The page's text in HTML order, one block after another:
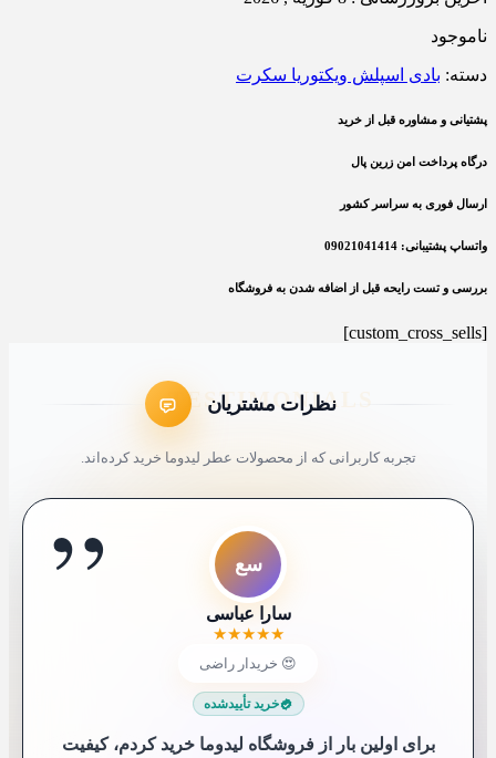
ناموجود
دسته: بادی اسپلش ویکتوریا سکرت
پشتیانی و مشاوره قبل از خرید
درگاه پرداخت امن زرین پال
ارسال فوری به سراسر کشور
واتساپ پشتیبانی: 09021041414
بررسی و تست رایحه قبل از اضافه شدن به فروشگاه
[custom_cross_sells]
نظرات مشتریان
تجربه کاربرانی که از محصولات عطر لیدوما خرید کرده‌اند.
ک4
کاربر 48321
★★★★★
خریدار
خرید تأییدشده
شم
شیرین ملکی
★★★★★
😍 خریدار راضی
خرید تأییدشده
ک9
کاربر 9652
★★★★★
خریدار
خرید تأییدشده
مک
محمد کاشانکی
★★★★★
خریدار
خرید تأییدشده
ا
ایلیا
★★★★★
خریدار
خرید تأییدشده
ل7
لیلی 76
★★★★★
خریدار
خرید تأییدشده
عم
علی محمدی
★★★★★
خریدار
خرید تأییدشده
” سع
سارا عباسی
★★★★★
😍 خریدار راضی
خرید تأییدشده
برای اولین بار از فروشگاه لیدوما خرید کردم، کیفیت